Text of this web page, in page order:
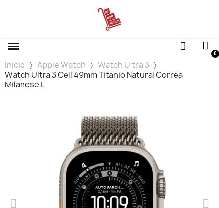
Inicio Apple Watch
Watch Ultra 3
Watch Ultra 3 Cell 49mm Titanio Natural Correa
Milanese L